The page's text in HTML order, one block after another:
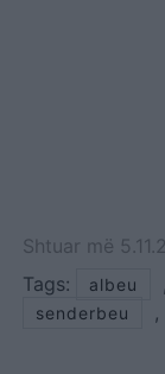
Shtuar më
Tags:
albeu
senderbeu ,